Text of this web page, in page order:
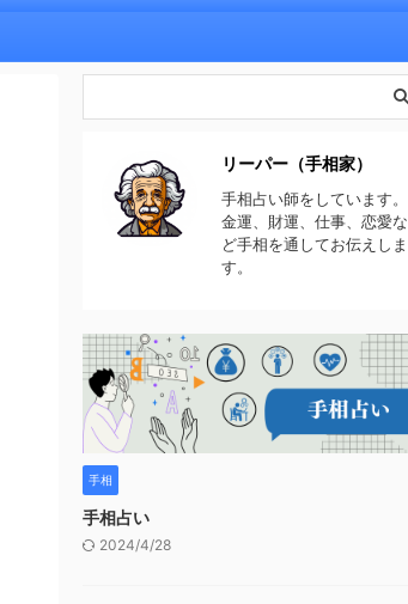
リーパー（手相家）
手相占い師をしています。
金運、財運、仕事、恋愛な
ど手相を通してお伝えしま
す。
手相
手相占い
2024/4/28